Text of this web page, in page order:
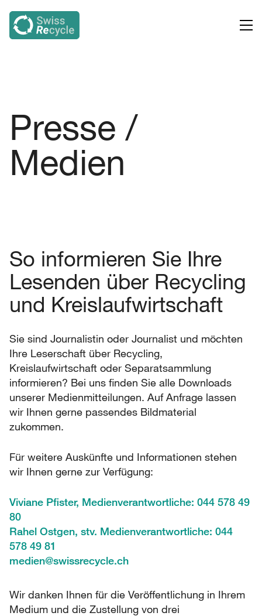
Presse /
Medien
So informieren Sie Ihre
Lesenden über Recycling
und Kreislaufwirtschaft
Sie sind Journalistin oder Journalist und möchten
Ihre Leserschaft über Recycling,
Kreislaufwirtschaft oder Separatsammlung
informieren? Bei uns finden Sie alle Downloads
unserer Medienmitteilungen. Auf Anfrage lassen
wir Ihnen gerne passendes Bildmaterial
zukommen.
Für weitere Auskünfte und Informationen stehen
wir Ihnen gerne zur Verfügung:
Viviane Pfister, Medienverantwortliche: 044 578 49
80
Rahel Ostgen, stv. Medienverantwortliche: 044
578 49 81
medien@swissrecycle.ch
Wir danken Ihnen für die Veröffentlichung in Ihrem
Medium und die Zustellung von drei